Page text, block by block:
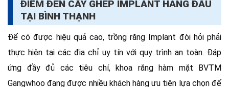
ĐIỂM ĐẾN CẤY GHÉP IMPLANT HÀNG ĐẦU
TẠI BÌNH THẠNH
Để có được hiệu quả cao, trồng răng Implant đòi hỏi phải
thực hiện tại các địa chỉ uy tín với quy trình an toàn. Đáp
ứng đầy đủ các tiêu chí, khoa răng hàm mặt BVTM
Gangwhoo đang được nhiều khách hàng ưu tiên lựa chọn để